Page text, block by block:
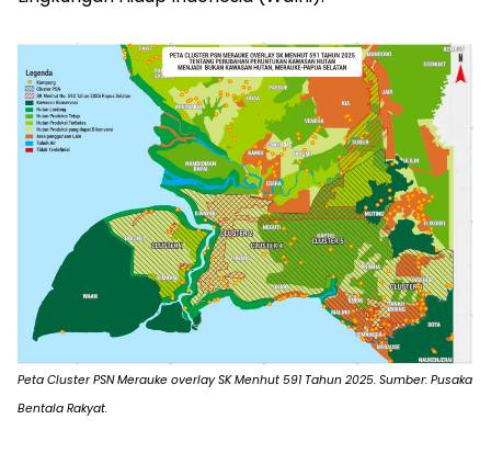
Peta Cluster PSN Merauke overlay SK Menhut 591 Tahun 2025. Sumber: Pusaka
Bentala Rakyat.